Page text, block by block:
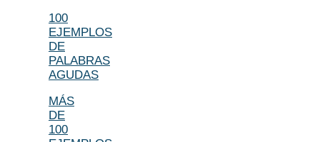
100
EJEMPLOS
DE
PALABRAS
AGUDAS
MÁS
DE
100